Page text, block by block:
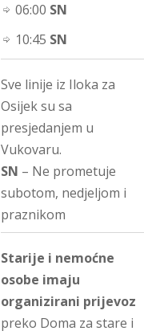
06:00 SN
10:45 SN
Sve linije iz Iloka za
Osijek su sa
presjedanjem u
Vukovaru.
SN – Ne prometuje
subotom, nedjeljom i
praznikom
Starije i nemoćne
osobe imaju
organizirani prijevoz
preko Doma za stare i